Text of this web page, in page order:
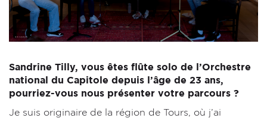
Sandrine Tilly, vous êtes flûte solo de l’Orchestre
national du Capitole depuis l’âge de 23 ans,
pourriez-vous nous présenter votre parcours ?
Je suis originaire de la région de Tours, où j’ai